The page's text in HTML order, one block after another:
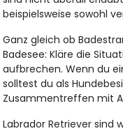
beispielsweise sowohl
Ganz gleich ob
Badesee: Kläre die
aufbrechen. Wenn du
solltest du als
Zusammentreffen mit
Labrador Retriever sind